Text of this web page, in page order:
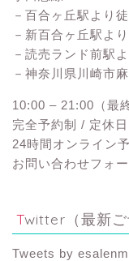
－百合ヶ丘駅より
－新百合ヶ丘駅よ
－読売ランド前駅
－神奈川県川崎市
10:00 – 21:00（最
完全予約制 / 定休
24時間オンライン
お問い合わせフォ
Twitter（最新ご
Tweets by